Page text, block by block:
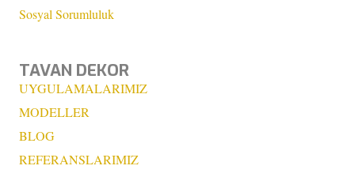
Sosyal Sorumluluk
TAVAN DEKOR
UYGULAMALARIMIZ
MODELLER
BLOG
REFERANSLARIMIZ